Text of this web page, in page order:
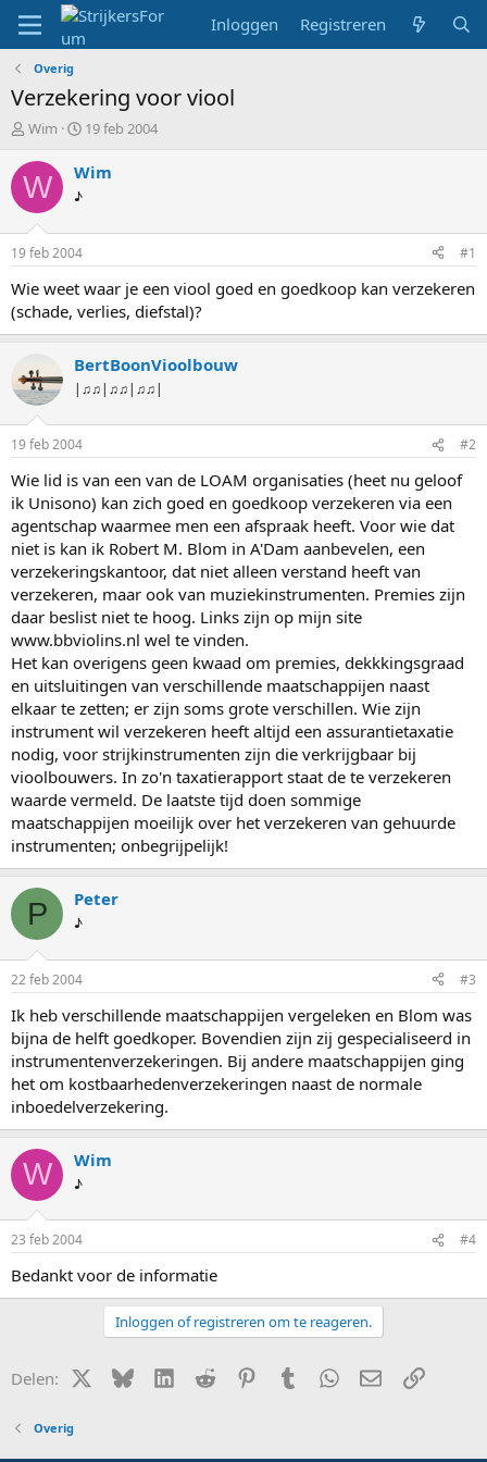
Inloggen Registreren
Overig
Verzekering voor viool
T
p
i
s
t
a
r
e
Wim
S
a
t
u
19 feb 2004
W Wim
♪
19 feb 2004 #1
Wie weet waar je een viool goed en goedkoop kan verzekeren
(schade, verlies, diefstal)?
BertBoonVioolbouw
|♫♫|♫♫|♫♫|
19 feb 2004 #2
Wie lid is van een van de LOAM organisaties (heet nu geloof
ik Unisono) kan zich goed en goedkoop verzekeren via een
agentschap waarmee men een afspraak heeft. Voor wie dat
niet is kan ik Robert M. Blom in A'Dam aanbevelen, een
verzekeringskantoor, dat niet alleen verstand heeft van
verzekeren, maar ook van muziekinstrumenten. Premies zijn
daar beslist niet te hoog. Links zijn op mijn site
www.bbviolins.nl wel te vinden.
Het kan overigens geen kwaad om premies, dekkkingsgraad
en uitsluitingen van verschillende maatschappijen naast
elkaar te zetten; er zijn soms grote verschillen. Wie zijn
instrument wil verzekeren heeft altijd een assurantietaxatie
nodig, voor strijkinstrumenten zijn die verkrijgbaar bij
vioolbouwers. In zo'n taxatierapport staat de te verzekeren
waarde vermeld. De laatste tijd doen sommige
maatschappijen moeilijk over het verzekeren van gehuurde
instrumenten; onbegrijpelijk!
P Peter
♪
22 feb 2004 #3
Ik heb verschillende maatschappijen vergeleken en Blom was
bijna de helft goedkoper. Bovendien zijn zij gespecialiseerd in
instrumentenverzekeringen. Bij andere maatschappijen ging
het om kostbaarhedenverzekeringen naast de normale
inboedelverzekering.
W Wim
♪
23 feb 2004 #4
Bedankt voor de informatie
Inloggen of registreren om te reageren.
Delen: X (Twitter)
BlueskyLinkedIn
Reddit PinterestTumblr WhatsApp
E-mailLink
Overig